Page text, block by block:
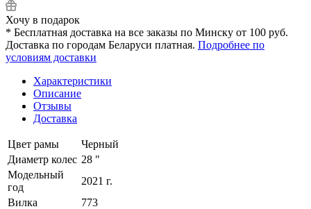
Хочу в подарок
* Бесплатная доставка на все заказы по Минску от 100 руб.
Доставка по городам Беларуси платная. Подробнее по
условиям доставки
Характеристики
Описание
Отзывы
Доставка
Цвет рамы
Черный
Диаметр колес 28 "
Модельный
год
2021 г.
Вилка
773